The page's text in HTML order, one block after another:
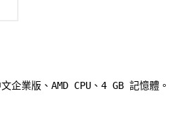
業版、AMD CPU、4 GB 記憶體。